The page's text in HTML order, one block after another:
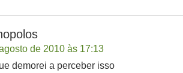
de 2010 às 17:13
demorei a perceber isso